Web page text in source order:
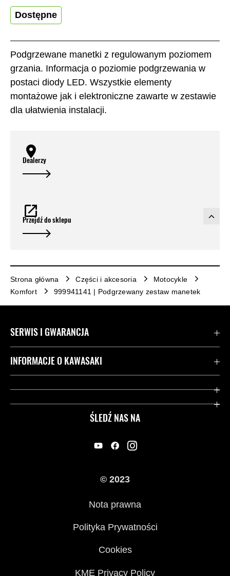
Podgrzewane manetki z regulowanym poziomem
grzania. Informacja o poziomie podgrzewania w
postaci diody LED. Wszystkie elementy
montażowe jak i elektroniczne zawarte w zestawie
dla ułatwienia instalacji.
Dostępne
Dealerzy
Przejdź do sklepu
Strona główna Części i akcesoria
Motocykle
Komfort
999941141 | Podgrzewany zestaw manetek
ŚLEDŹ NAS NA
SERWIS I GWARANCJA
Kontakt
Przydatne strony
INFORMACJE O KAWASAKI
Dziedzictwo Kawasaki
© 2023
Nota prawna
Polityka Prywatności
Cookies
KME Privacy Policy